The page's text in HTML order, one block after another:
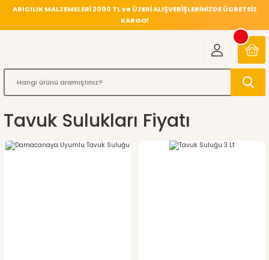
ARICILIK MALZEMELERİ 2000 TL ve ÜZERİ ALIŞVERİŞLERİNİZDE ÜCRETSİZ
KARGO!
Tavuk Sulukları Fiyatı